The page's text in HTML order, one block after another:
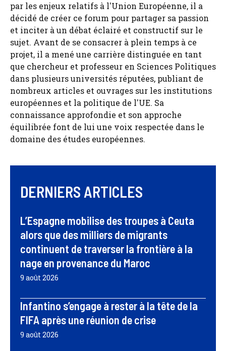
par les enjeux relatifs à l'Union Européenne, il a
décidé de créer ce forum pour partager sa passion
et inciter à un débat éclairé et constructif sur le
sujet. Avant de se consacrer à plein temps à ce
projet, il a mené une carrière distinguée en tant
que chercheur et professeur en Sciences Politiques
dans plusieurs universités réputées, publiant de
nombreux articles et ouvrages sur les institutions
européennes et la politique de l'UE. Sa
connaissance approfondie et son approche
équilibrée font de lui une voix respectée dans le
domaine des études européennes.
DERNIERS ARTICLES
L’Espagne mobilise des troupes à Ceuta
alors que des milliers de migrants
continuent de traverser la frontière à la
nage en provenance du Maroc
9 août 2026
Infantino s’engage à rester à la tête de la
FIFA après une réunion de crise
9 août 2026